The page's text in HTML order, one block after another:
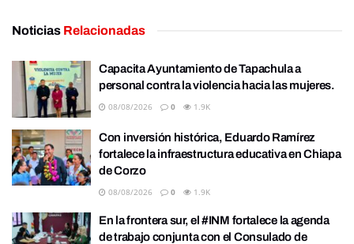
Noticias Relacionadas
Capacita Ayuntamiento de Tapachula a
personal contra la violencia hacia las mujeres.
08/08/2026 0 1.9K
Con inversión histórica, Eduardo Ramírez
fortalece la infraestructura educativa en Chiapa
de Corzo
08/08/2026 0 1.9K
En la frontera sur, el #INM fortalece la agenda
de trabajo conjunta con el Consulado de